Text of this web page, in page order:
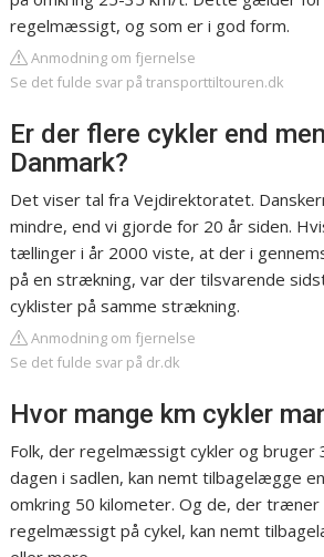
regelmæssigt, og som er i god form.
Anmodning om fjernelse
Se det fulde svar på transporttiltouren.dk
Er der flere cykler end
Danmark?
Det viser tal fra Vejdirektoratet.
mindre, end vi gjorde for 20 år siden.
tællinger i år 2000 viste, at der i
på en strækning, var der tilsvarende
cyklister på samme strækning.
Anmodning om fjernelse
Se det fulde svar på dr.dk
Hvor mange km cykler
Folk, der regelmæssigt cykler og bruger
dagen i sadlen, kan nemt tilbagelægge
omkring 50 kilometer. Og de, der
regelmæssigt på cykel, kan nemt